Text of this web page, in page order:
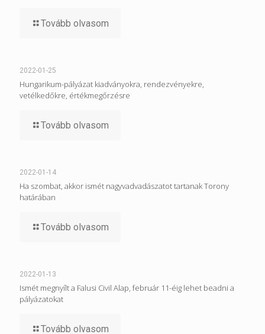
Tovább olvasom
2022-01-25
Hungarikum-pályázat kiadványokra, rendezvényekre,
vetélkedőkre, értékmegőrzésre
Tovább olvasom
2022-01-14
Ha szombat, akkor ismét nagyvadvadászatot tartanak Torony
határában
Tovább olvasom
2022-01-13
Ismét megnyílt a Falusi Civil Alap, február 11-éig lehet beadni a
pályázatokat
Tovább olvasom